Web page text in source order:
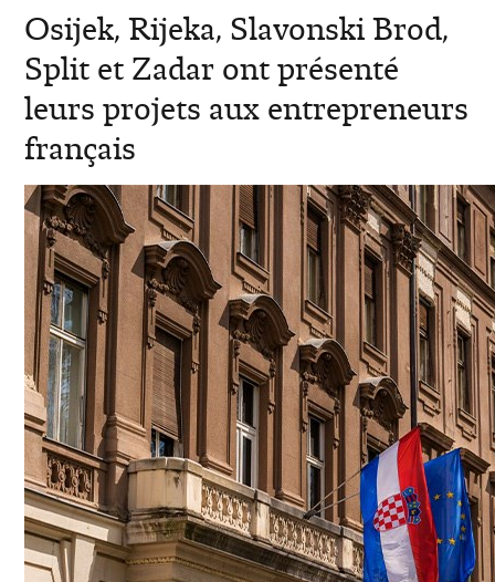
Osijek, Rijeka, Slavonski Brod,
Split et Zadar ont présenté
leurs projets aux entrepreneurs
français